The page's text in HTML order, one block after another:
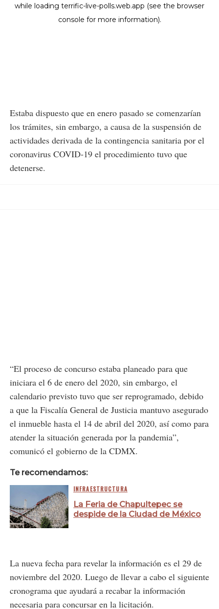
Estaba dispuesto que en enero pasado se comenzarían
los trámites, sin embargo, a causa de la suspensión de
actividades derivada de la contingencia sanitaria por el
coronavirus COVID-19 el procedimiento tuvo que
detenerse.
“El proceso de concurso estaba planeado para que
iniciara el 6 de enero del 2020, sin embargo, el
calendario previsto tuvo que ser reprogramado, debido
a que la Fiscalía General de Justicia mantuvo asegurado
el inmueble hasta el 14 de abril del 2020, así como para
atender la situación generada por la pandemia”,
comunicó el gobierno de la CDMX.
Te recomendamos:
INFRAESTRUCTURA
La Feria de Chapultepec se
despide de la Ciudad de México
La nueva fecha para revelar la información es el 29 de
noviembre del 2020. Luego de llevar a cabo el siguiente
cronograma que ayudará a recabar la información
necesaria para concursar en la licitación.